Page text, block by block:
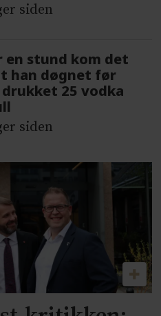
siden
en stund kom det
han døgnet før
25 vodka
siden